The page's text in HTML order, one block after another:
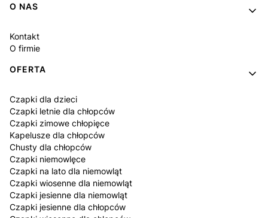
O NAS
Kontakt
O firmie
OFERTA
Czapki dla dzieci
Czapki letnie dla chłopców
Czapki zimowe chłopięce
Kapelusze dla chłopców
Chusty dla chłopców
Czapki niemowlęce
Czapki na lato dla niemowląt
Czapki wiosenne dla niemowląt
Czapki jesienne dla niemowląt
Czapki jesienne dla chłopców